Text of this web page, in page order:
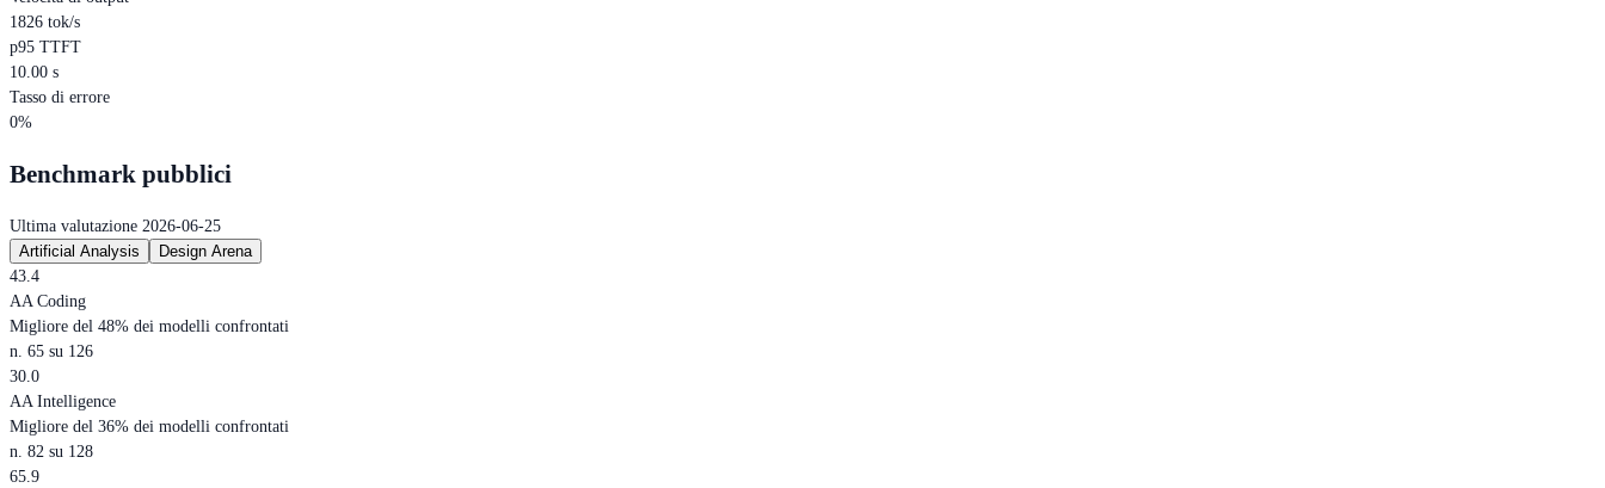
1826 tok/s
p95 TTFT
10.00 s
Tasso di errore
0%
Benchmark pubblici
Ultima valutazione 2026-06-25
Artificial Analysis
Design Arena
43.4
AA Coding
Migliore del 48% dei modelli confrontati
n. 65 su 126
30.0
AA Intelligence
Migliore del 36% dei modelli confrontati
n. 82 su 128
65.9